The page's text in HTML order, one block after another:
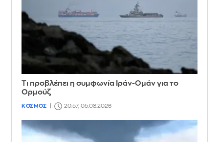
Τι προβλέπει η συμφωνία Ιράν-Ομάν για το
Ορμούζ
ΚΟΣΜΟΣ 20:57, 05.08.2026